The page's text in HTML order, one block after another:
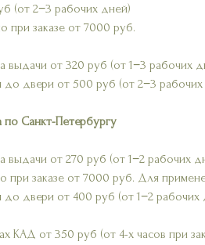
(от 2−3 рабочих дней)
при заказе от 7000 руб.
выдачи от 320 руб (от 1−3 рабочих
до двери от 500 руб (от 2−3
по Санкт-Петербургу
выдачи от 270 руб (от 1−2 рабочих
при заказе от 7000 руб. Для
до двери от 400 руб (от 1−2 рабочих
КАД от 350 руб (от 4-х часов при